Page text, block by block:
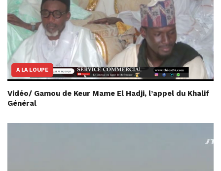
A LA LOUPE
Vidéo/ Gamou de Keur Mame El Hadji, l’appel du Khalif
Général